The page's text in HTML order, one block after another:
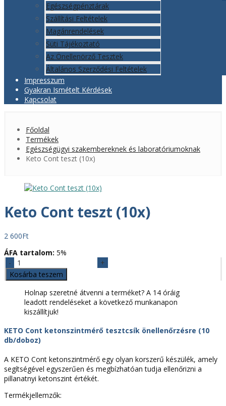
Egészségpénztárak
Szállítási Feltételek
Magánrendelések
Süti Tájékoztató
Az Önellenörző Tesztek
Általános Szerződési Feltételek
Impresszum
Gyakran Ismételt Kérdések
Kapcsolat
Főoldal
Termékek
Egészségügyi szakembereknek és laboratóriumoknak
Keto Cont teszt (10x)
Keto Cont teszt (10x)
2 600Ft
ÁFA tartalom: 5%
Keto
Cont
teszt
(10x)
mennyiség
Kosárba teszem
Holnap szeretné átvenni a terméket? A 14 óráig
leadott rendeléseket a következő munkanapon
kiszállítjuk!
KETO Cont ketonszintmérő tesztcsík önellenőrzésre (10
db/doboz)
A KETO Cont ketonszintmérő egy olyan korszerű készülék, amely
segítségével egyszerűen és megbízhatóan tudja ellenőrizni a
pillanatnyi ketonszint értékét.
Termékjellemzők: